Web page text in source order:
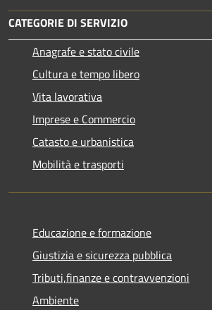
CATEGORIE DI SERVIZIO
Anagrafe e stato civile
Cultura e tempo libero
Vita lavorativa
Imprese e Commercio
Catasto e urbanistica
Mobilità e trasporti
Educazione e formazione
Giustizia e sicurezza pubblica
Tributi,finanze e contravvenzioni
Ambiente